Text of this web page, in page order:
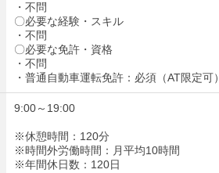
・不問
〇必要な経験・スキル
・不問
〇必要な免許・資格
・不問
・普通自動車運転免許：必須（AT限定可）
9:00～19:00
※休憩時間：120分
※時間外労働時間：月平均10時間
※年間休日数：120日